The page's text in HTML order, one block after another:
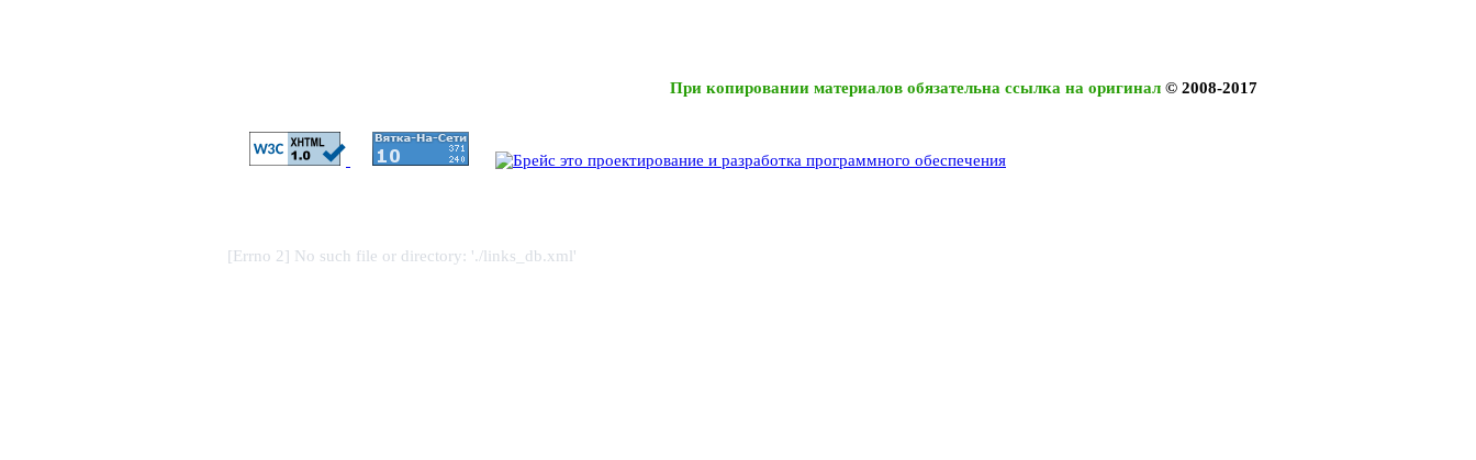
При копировании материалов обязательна ссылка на оригинал © 2008-2017
[Errno 2] No such file or directory: './links_db.xml'